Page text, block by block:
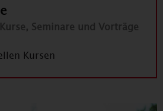
Seminare und Vorträge
Kursen